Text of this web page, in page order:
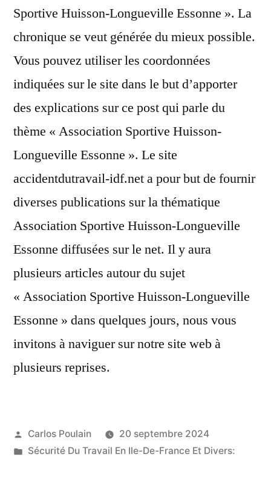
Sportive Huisson-Longueville Essonne ». La
chronique se veut générée du mieux possible.
Vous pouvez utiliser les coordonnées
indiquées sur le site dans le but d’apporter
des explications sur ce post qui parle du
thème « Association Sportive Huisson-
Longueville Essonne ». Le site
accidentdutravail-idf.net a pour but de fournir
diverses publications sur la thématique
Association Sportive Huisson-Longueville
Essonne diffusées sur le net. Il y aura
plusieurs articles autour du sujet
« Association Sportive Huisson-Longueville
Essonne » dans quelques jours, nous vous
invitons à naviguer sur notre site web à
plusieurs reprises.
Publié
par
Carlos Poulain
20 septembre 2024
Publié
Sécurité Du Travail En Ile-De-France Et Divers: